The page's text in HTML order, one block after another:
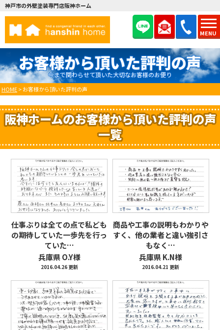
MENU
神戸市の外壁塗装専門店阪神ホーム
お客様から頂いた評判の声
今まで関わらせて頂いた大切なお客様のお便り
HOME>お客様から頂いた評判の声
阪神ホームのお客様から頂いた評判の声
一覧
仕事ぶりは全ての点で私ども
の期待していた一歩先を行っ
ていた…
兵庫県 O.Y様
2016.04.26 更新
商品や工事の説明もわかりや
すく、他の業者と違い強引さ
もなく…
兵庫県 K.N様
2016.04.21 更新